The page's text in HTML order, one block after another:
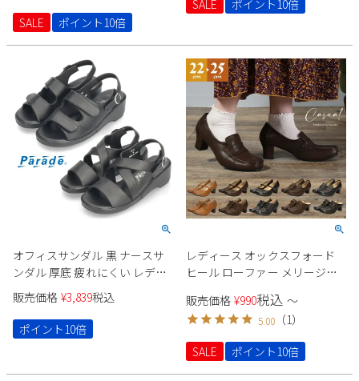
SALE
ポイント10倍
SALE ポイント10倍
オフィスサンダル 黒 ナースサ
ンダル 厚底 疲れにくい レディ
ース サンダル ブラック ベルト
ストラップ Parade パレード
991102 991103
販売価格 ¥3,839税込
ポイント10倍
レディース オックスフォード
ヒール ローファー メリージェ
ブラウン 茶 キャメル Parade
販売価格 ¥990税込 〜
5.00 （1）
SALE
ポイント10倍